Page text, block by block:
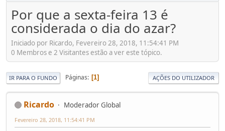
Por que a sexta-feira 13 é
considerada o dia do azar?
Iniciado por Ricardo, Fevereiro 28, 2018, 11:54:41 PM
0 Membros e 2 Visitantes estão a ver este tópico.
IR PARA O FUNDO Páginas 1 AÇÕES DO UTILIZADOR
Ricardo Moderador Global
Fevereiro 28, 2018, 11:54:41 PM